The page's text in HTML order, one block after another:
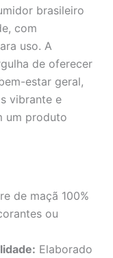
brasileiro
com
uso. A
de oferecer
estar geral,
vibrante e
um produto
de maçã 100%
ou
Elaborado